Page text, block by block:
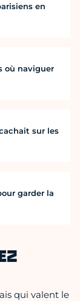
en
où naviguer
sur les
garder la
qui valent le